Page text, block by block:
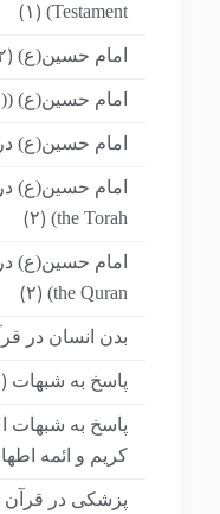
Testament)
(۱)
امام حسین(ع) (۲)
امام حسین(ع) (Imam Hussain (A.S.))
امام حسین(ع)
the Torah)
(۲)
the Quran)
(۲)
بدن انسان در
پاسخ به شبهات (۱)
پاسخ به شبهات
کریم و ائمه
پزشکی در قرآن